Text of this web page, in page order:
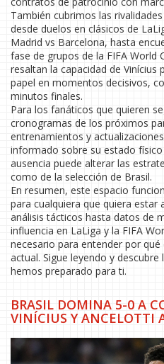
También cubrimos las
desde duelos en clásicos de
Madrid vs Barcelona, hasta
fase de grupos de la FIFA World
resaltan la capacidad de Vinícius
papel en momentos decisivos,
minutos finales.
Para los fanáticos que quieren
cronogramas de los próximos
entrenamientos y
informado sobre su estado
ausencia puede alterar las
como de la selección de Brasil.
En resumen, este espacio
para cualquiera que quiera estar
análisis tácticos hasta datos de
influencia en LaLiga y la FIFA
necesario para entender por
actual. Sigue leyendo y
hemos preparado para ti.
BRASIL DOMINA 5-0 A
VINÍCIUS Y ANCELOTTI